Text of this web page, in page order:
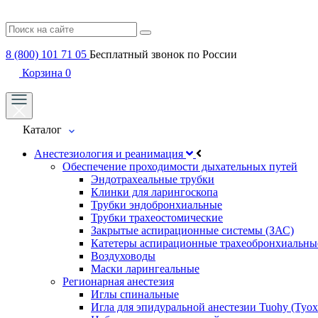
8 (800) 101 71 05 Бесплатный звонок по России
Корзина 0
Каталог
Анестезиология и реанимация
Обеспечение проходимости дыхательных путей
Эндотрахеальные трубки
Клинки для ларингоскопа
Трубки эндобронхиальные
Трубки трахеостомические
Закрытые аспирационные системы (ЗАС)
Катетеры аспирационные
Воздуховоды
Маски ларингеальные
Регионарная анестезия
Иглы спинальные
Игла для эпидуральной анестезии Tuohy